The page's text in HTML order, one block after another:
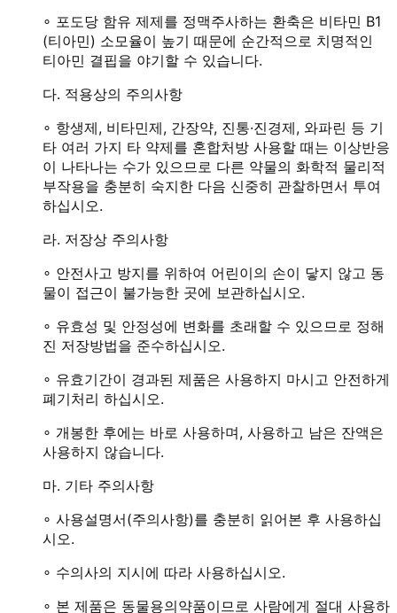
∘ 포도당 함유 제제를 정맥주사하는 환축은 비타민 B1
(티아민) 소모율이 높기 때문에 순간적으로 치명적인
티아민 결핍을 야기할 수 있습니다.
다. 적용상의 주의사항
∘ 항생제, 비타민제, 간장약, 진통·진경제, 와파린 등 기
타 여러 가지 타 약제를 혼합처방 사용할 때는 이상반응
이 나타나는 수가 있으므로 다른 약물의 화학적 물리적
부작용을 충분히 숙지한 다음 신중히 관찰하면서 투여
하십시오.
라. 저장상 주의사항
∘ 안전사고 방지를 위하여 어린이의 손이 닿지 않고 동
물이 접근이 불가능한 곳에 보관하십시오.
∘ 유효성 및 안정성에 변화를 초래할 수 있으므로 정해
진 저장방법을 준수하십시오.
∘ 유효기간이 경과된 제품은 사용하지 마시고 안전하게
폐기처리 하십시오.
∘ 개봉한 후에는 바로 사용하며, 사용하고 남은 잔액은
사용하지 않습니다.
마. 기타 주의사항
∘ 사용설명서(주의사항)를 충분히 읽어본 후 사용하십
시오.
∘ 수의사의 지시에 따라 사용하십시오.
∘ 본 제품은 동물용의약품이므로 사람에게 절대 사용하